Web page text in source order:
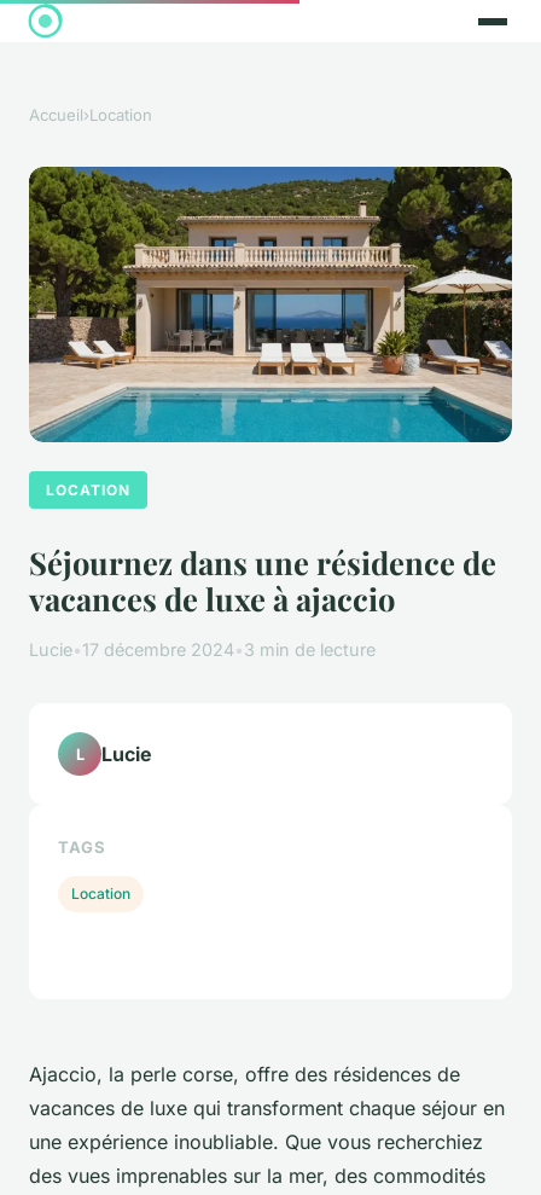
Accueil›Location
LOCATION
Séjournez dans une résidence de
vacances de luxe à ajaccio
Lucie•17 décembre 2024•3 min de lecture
Ajaccio, la perle corse, offre des résidences de
vacances de luxe qui transforment chaque séjour en
une expérience inoubliable. Que vous recherchiez
des vues imprenables sur la mer, des commodités
L Lucie
TAGS
Location